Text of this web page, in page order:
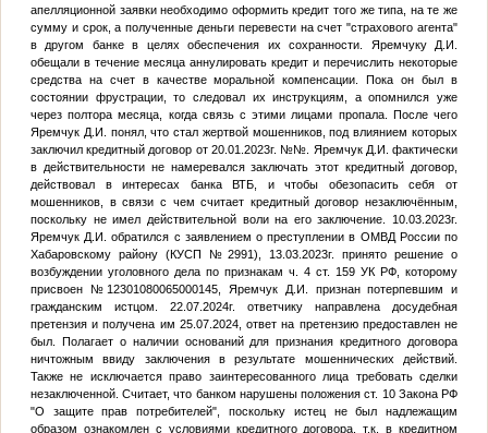
апелляционной заявки необходимо оформить кредит того же типа, на те же
сумму и срок, а полученные деньги перевести на счет "страхового агента"
в другом банке в целях обеспечения их сохранности. Яремчуку Д.И.
обещали в течение месяца аннулировать кредит и перечислить некоторые
средства на счет в качестве моральной компенсации. Пока он был в
состоянии фрустрации, то следовал их инструкциям, а опомнился уже
через полтора месяца, когда связь с этими лицами пропала. После чего
Яремчук Д.И. понял, что стал жертвой мошенников, под влиянием которых
заключил кредитный договор от 20.01.2023г. №№ . Яремчук Д.И. фактически
в действительности не намеревался заключать этот кредитный договор,
действовал в интересах банка ВТБ, и чтобы обезопасить себя от
мошенников, в связи с чем считает кредитный договор незаключённым,
поскольку не имел действительной воли на его заключение. 10.03.2023г.
Яремчук Д.И. обратился с заявлением о преступлении в ОМВД России по
Хабаровскому району (КУСП №2991), 13.03.2023г. принято решение о
возбуждении уголовного дела по признакам ч. 4 ст. 159 УК РФ, которому
присвоен №12301080065000145, Яремчук Д.И. признан потерпевшим и
гражданским истцом. 22.07.2024г. ответчику направлена досудебная
претензия и получена им 25.07.2024, ответ на претензию предоставлен не
был. Полагает о наличии оснований для признания кредитного договора
ничтожным ввиду заключения в результате мошеннических действий.
Также не исключается право заинтересованного лица требовать сделки
незаключенной. Считает, что банком нарушены положения ст. 10 Закона РФ
"О защите прав потребителей", поскольку истец не был надлежащим
образом ознакомлен с условиями кредитного договора, т.к. в кредитном